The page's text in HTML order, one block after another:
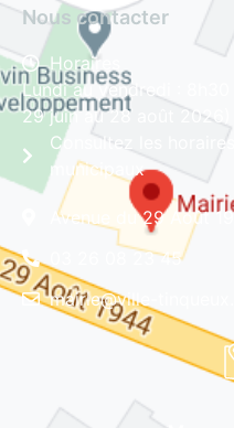
Nous contacter
Horaires
Lundi au vendredi :
29 juin au 28 août 2026)
Consultez les
municipaux
Avenue du 29 Août
03 26 08 23 45
mairie@ville-